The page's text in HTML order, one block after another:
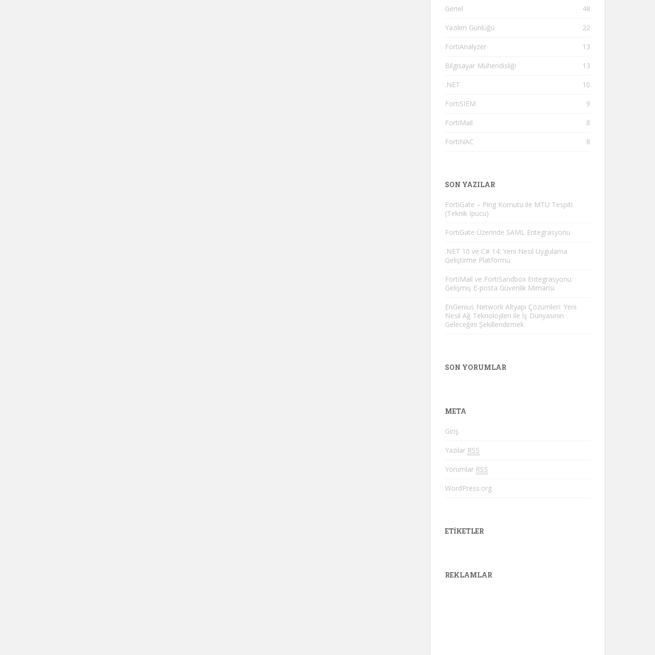
Genel 48
Yazılım Günlüğü 22
FortiAnalyzer 13
Bilgisayar Mühendisliği 13
.NET 10
FortiSIEM 9
FortiMail 8
FortiNAC 8
SON YAZILAR
FortiGate – Ping Komutu ile MTU Tespiti
(Teknik İpucu)
FortiGate Üzerinde SAML Entegrasyonu
.NET 10 ve C# 14: Yeni Nesil Uygulama
Geliştirme Platformu
FortiMail ve FortiSandbox Entegrasyonu:
Gelişmiş E-posta Güvenlik Mimarisi
EnGenius Network Altyapı Çözümleri: Yeni
Nesil Ağ Teknolojileri ile İş Dünyasının
Geleceğini Şekillendirmek
SON YORUMLAR
META
Giriş
Yazılar RSS
Yorumlar RSS
WordPress.org
ETIKETLER
REKLAMLAR